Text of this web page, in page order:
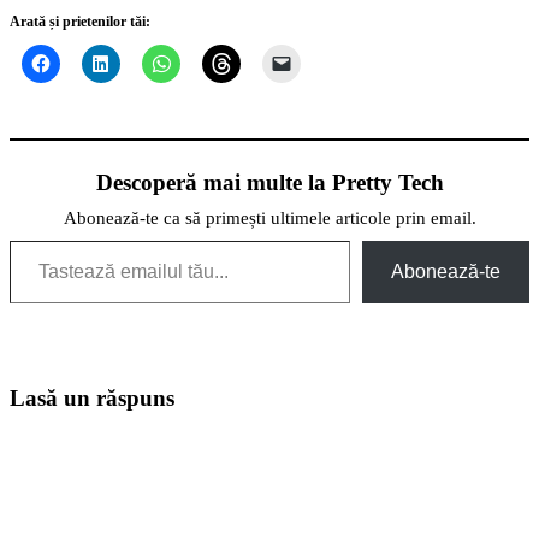
Arată și prietenilor tăi:
Descoperă mai multe la Pretty Tech
Abonează-te ca să primești ultimele articole prin email.
Tastează emailul tău...
Abonează-te
Lasă un răspuns